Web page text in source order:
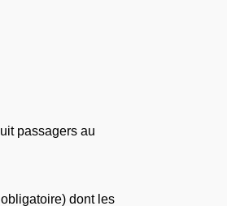
passagers au
dont les